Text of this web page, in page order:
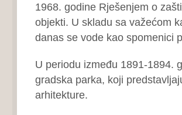
1968. godine Rješenjem o
objekti. U skladu sa važećom
danas se vode kao spomenici
U periodu između 1891-1894.
gradska parka, koji
arhitekture.